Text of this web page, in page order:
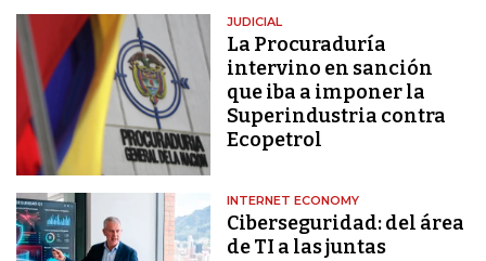
JUDICIAL
La Procuraduría
intervino en sanción
que iba a imponer la
Superindustria contra
Ecopetrol
INTERNET ECONOMY
Ciberseguridad: del área
de TI a las juntas